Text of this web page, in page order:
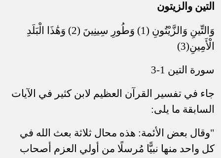
التين والزيتون
وَالتِّينِ وَالزَّيْتُونِ (1) وَطُورِ سِينِينَ (2) وَهَٰذَا الْبَلَدِ
الْأَمِينِ(3)
سورة التين 1-3
جاء في تفسير القرآن العظيم لابن كثير في الآيات
السابقة ما يلى:
"وقال بعض الأئمة: هذه محال ثلاثة بعث الله في
كل واحد منها نبيًّا مُرسلًا من أولي العزم أصحاب